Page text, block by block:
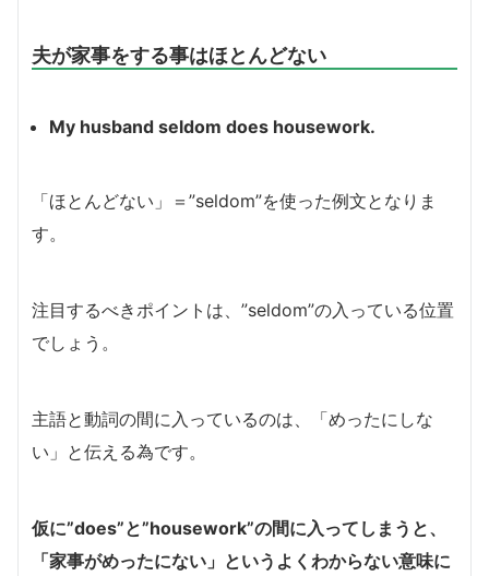
夫が家事をする事はほとんどない
My husband seldom does housework.
「ほとんどない」＝”seldom”を使った例文となりま
す。
注目するべきポイントは、”seldom”の入っている位置
でしょう。
主語と動詞の間に入っているのは、「めったにしな
い」と伝える為です。
仮に”does”と”housework”の間に入ってしまうと、
「家事がめったにない」というよくわからない意味に